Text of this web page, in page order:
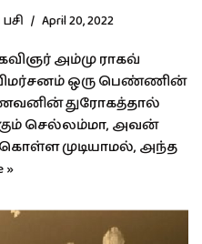
April 20, 2022
கவிஞர் அம்மு ராகவ்
விமர்சனம் ஒரு பெண்ணின்
துரோகத்தால்
செல்லம்மா, அவன்
கொள்ள முடியாமல், அந்த
»